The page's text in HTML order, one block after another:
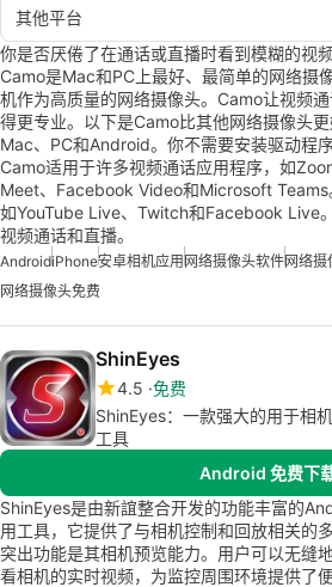
其他平台
你是否厌倦了在通话或直播时看到模糊的视
Camo是Mac和PC上最好、最简单的网络摄
机作为高质量的网络摄像头。Camo让视频
得更专业。以下是Camo比其他网络摄像头
Mac、PC和Android。你不需要安装驱动程
Camo适用于许多视频通话应用程序，如
Meet、Facebook Video和Microsoft Teams
如YouTube Live、Twitch和Facebook Live
视频通话和直播。
AndroidiPhone安卓相机应用网络摄像头软件网络摄
网络摄像头免费
ShinEyes
4.5 免费
ShinEyes：一款强大的用于相
工具
Android 免费下
ShinEyes是由新誼整合开发的功能丰富的
用工具，它提供了与相机控制和回放相关的
突出功能是其相机预览能力。用户可以无缝
看相机的实时视频，为监控周围环境提供了